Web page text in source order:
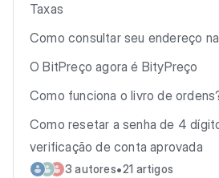
Taxas
Como consultar seu endereço
O BitPreço agora é BityPreço
Como funciona o livro de
Como resetar a senha de 4
verificação de conta aprovada
3 autores•21 artigos